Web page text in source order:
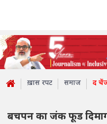
ख़ास रपट समाज द
बचपन का जंक फूड दिमाग